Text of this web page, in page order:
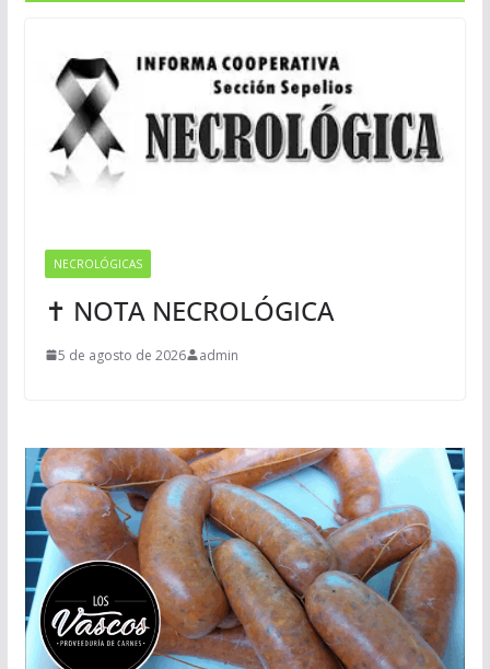
NECROLÓGICAS
✝ NOTA NECROLÓGICA
5 de agosto de 2026 admin